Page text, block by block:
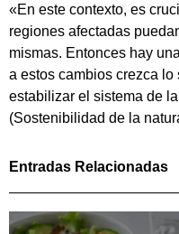
«En este contexto, es
regiones afectadas
mismas. Entonces hay
a estos cambios crezca
estabilizar el sistema de
(Sostenibilidad de la
Entradas Relacionadas